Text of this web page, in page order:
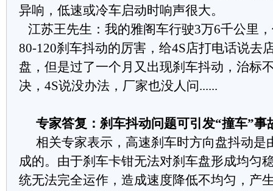
异响，低速或冷车启动时响声很大。
江苏王先生： 我的雅阁车行驶3万6千公里
80-120刹车抖动的厉害，给4S店打电话说去
盘，但是过了一个月又出现刹车抖动，治标
决， 4S说没办法 ， 厂家也没人问......
专家答复：刹车抖动问题可引发“撞车”事
相关专家表示，高速刹车时方向盘抖动是
成的。由于刹车卡钳无法对刹车盘形成均匀
统无法完全运作，造成速度降低不均匀，产